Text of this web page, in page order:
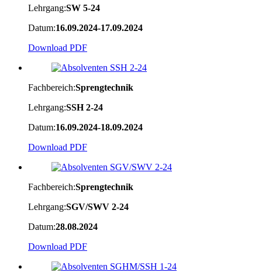
Lehrgang:SW 5-24
Datum:16.09.2024-17.09.2024
Download PDF
Fachbereich:Sprengtechnik
Lehrgang:SSH 2-24
Datum:16.09.2024-18.09.2024
Download PDF
Fachbereich:Sprengtechnik
Lehrgang:SGV/SWV 2-24
Datum:28.08.2024
Download PDF